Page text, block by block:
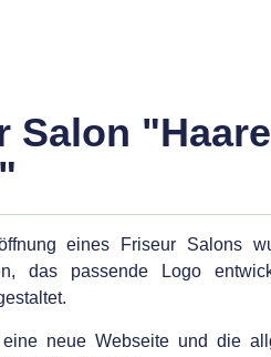
Salon "Haare
eines Friseur Salons
das passende Logo
neue Webseite und die